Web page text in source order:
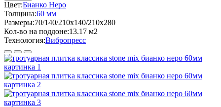
Цвет:Бианко Неро
Толщина:60 мм
Размеры:70/140/210x140/210x280
Кол-во на поддоне:13.17 м2
Технология:Вибропресс